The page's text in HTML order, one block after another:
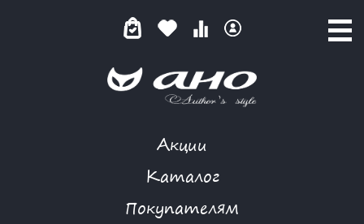
Акции
Каталог
Покупателям
ЗОЛОТОЙ ПЕСОК